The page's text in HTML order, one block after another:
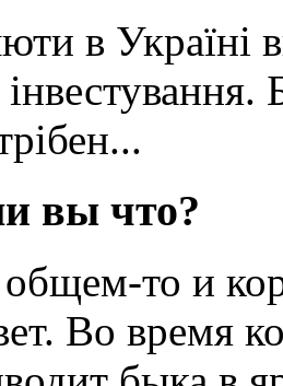
в Україні
вы что?
то и
Во время